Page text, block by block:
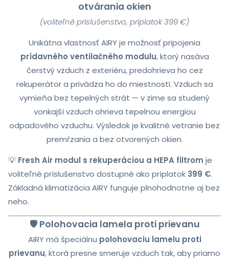
otvárania okien
(voliteľné príslušenstvo, príplatok 399 €)
Unikátna vlastnosť AIRY je možnosť pripojenia
prídavného ventilačného modulu, ktorý nasáva
čerstvý vzduch z exteriéru, predohrieva ho cez
rekuperátor a privádza ho do miestnosti. Vzduch sa
vymieňa bez tepelných strát — v zime sa studený
vonkajší vzduch ohrieva tepelnou energiou
odpadového vzduchu. Výsledok je kvalitné vetranie bez
premŕzania a bez otvorených okien.
💡 Fresh Air modul s rekuperáciou a HEPA filtrom je
voliteľné príslušenstvo dostupné ako príplatok 399 €.
Základná klimatizácia AIRY funguje plnohodnotne aj bez
neho.
🛡️ Polohovacia lamela proti prievanu
AIRY má špeciálnu polohovaciu lamelu proti
prievanu, ktorá presne smeruje vzduch tak, aby priamo